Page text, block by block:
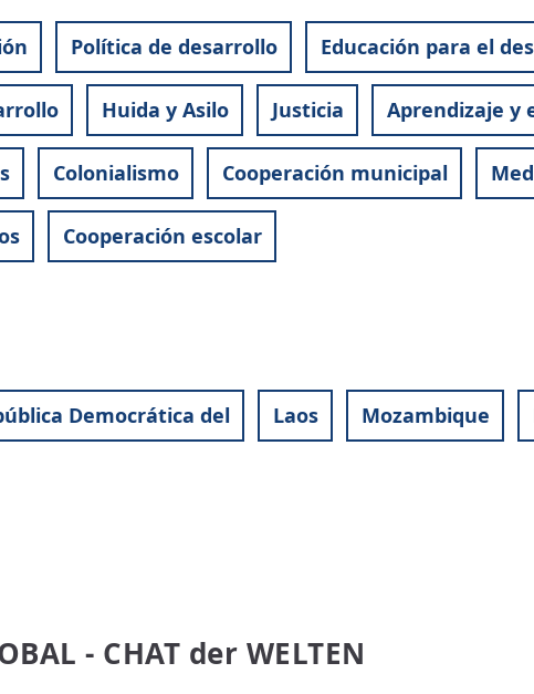
Política de desarrollo Educación para el
Huida y Asilo Justicia Aprendizaje y
Colonialismo Cooperación municipal
Cooperación escolar
Democrática del Laos Mozambique
- CHAT der WELTEN